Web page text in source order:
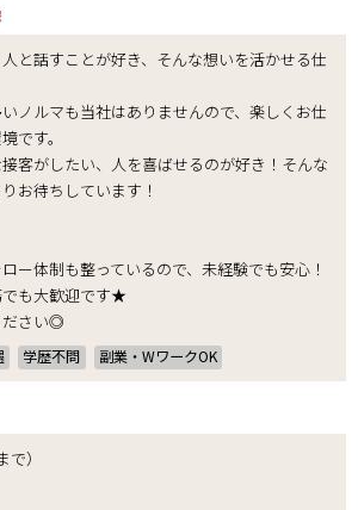
と話すことが好き、そんな想いを活かせる仕
ノルマも当社はありませんので、楽しくお仕
です。
客がしたい、人を喜ばせるのが好き！そんな
お待ちしています！
ー体制も整っているので、未経験でも安心！
も大歓迎です★
ださい◎
学歴不問 副業・WワークOK
）